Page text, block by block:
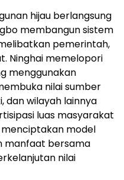
hijau berlangsung
membangun sistem
pemerintah,
Ninghai memelopori
menggunakan
nilai sumber
dan wilayah lainnya
luas masyarakat
model
manfaat bersama
nilai